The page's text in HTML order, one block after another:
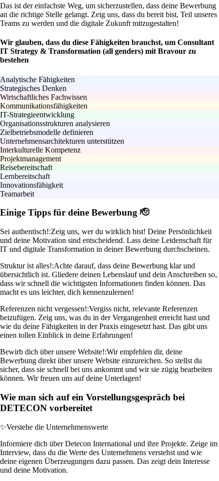
Das ist der einfachste Weg, um sicherzustellen, dass deine Bewerbung
an die richtige Stelle gelangt. Zeig uns, dass du bereit bist, Teil unseres
Teams zu werden und die digitale Zukunft mitzugestalten!
Wir glauben, dass du diese Fähigkeiten brauchst, um Consultant
IT Strategy & Transformation (all genders) mit Bravour zu
bestehen
Analytische Fähigkeiten
Strategisches Denken
Wirtschaftliches Fachwissen
Kommunikationsfähigkeiten
IT-Strategieentwicklung
Organisationsstrukturen analysieren
Zielbetriebsmodelle definieren
Unternehmensarchitekturen unterstützen
Interkulturelle Kompetenz
Projektmanagement
Reisebereitschaft
Lernbereitschaft
Innovationsfähigkeit
Teamarbeit
Einige Tipps für deine Bewerbung 🫡
Sei authentisch!:Zeig uns, wer du wirklich bist! Deine Persönlichkeit
und deine Motivation sind entscheidend. Lass deine Leidenschaft für
IT und digitale Transformation in deiner Bewerbung durchscheinen.
Struktur ist alles!:Achte darauf, dass deine Bewerbung klar und
übersichtlich ist. Gliedere deinen Lebenslauf und dein Anschreiben so,
dass wir schnell die wichtigsten Informationen finden können. Das
macht es uns leichter, dich kennenzulernen!
Referenzen nicht vergessen!:Vergiss nicht, relevante Referenzen
beizufügen. Zeig uns, was du in der Vergangenheit erreicht hast und
wie du deine Fähigkeiten in der Praxis eingesetzt hast. Das gibt uns
einen tollen Einblick in deine Erfahrungen!
Bewirb dich über unsere Website!:Wir empfehlen dir, deine
Bewerbung direkt über unsere Website einzureichen. So stellst du
sicher, dass sie schnell bei uns ankommt und wir sie zügig bearbeiten
können. Wir freuen uns auf deine Unterlagen!
Wie man sich auf ein Vorstellungsgespräch bei
DETECON vorbereitet
✨Verstehe die Unternehmenswerte
Informiere dich über Detecon International und ihre Projekte. Zeige im
Interview, dass du die Werte des Unternehmens verstehst und wie
deine eigenen Überzeugungen dazu passen. Das zeigt dein Interesse
und deine Motivation.